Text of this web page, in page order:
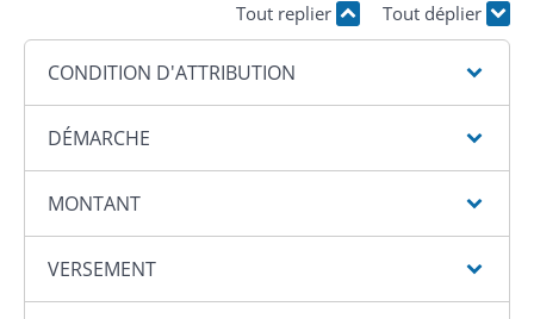
Tout replier Tout déplier
CONDITION D'ATTRIBUTION
DÉMARCHE
MONTANT
VERSEMENT